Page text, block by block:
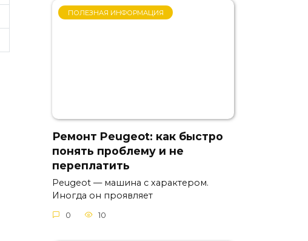
ПОЛЕЗНАЯ ИНФОРМАЦИЯ
Ремонт Peugeot: как быстро
понять проблему и не
переплатить
Peugeot — машина с характером.
Иногда он проявляет
0 10